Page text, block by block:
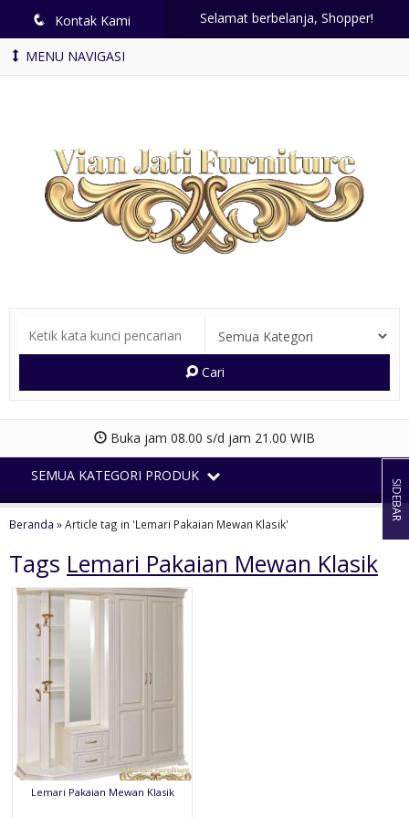
q Kontak Kami Selamat berbelanja, Shopper!
MENU NAVIGASI
Cari
Buka jam 08.00 s/d jam 21.00 WIB
SEMUA KATEGORI PRODUK
Beranda »Article tag in 'Lemari Pakaian Mewan Klasik'
Tags Lemari Pakaian Mewan Klasik
Lemari Pakaian Mewan Klasik
SIDEBAR